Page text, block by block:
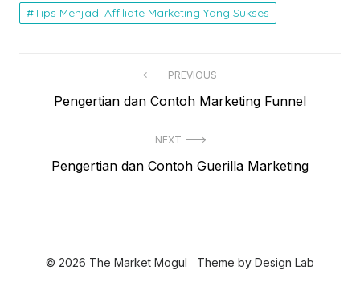
Tips Menjadi Affiliate Marketing Yang Sukses
PREVIOUS
P
v
s
Pengertian dan Contoh Marketing Funnel
NEXT
N
p
Pengertian dan Contoh Guerilla Marketing
© 2026 The Market Mogul Theme by Design Lab